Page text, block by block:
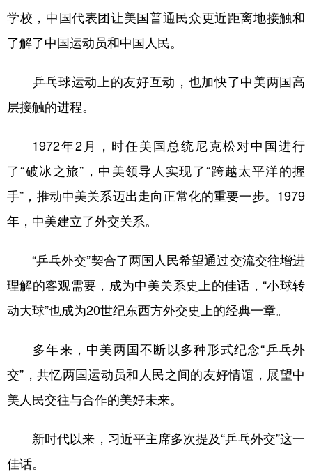
学校，中国代表团让美国普通民众更近距离地接触和
了解了中国运动员和中国人民。
乒乓球运动上的友好互动，也加快了中美两国高
层接触的进程。
1972年2月，时任美国总统尼克松对中国进行
了“破冰之旅”，中美领导人实现了“跨越太平洋的握
手”，推动中美关系迈出走向正常化的重要一步。1979
年，中美建立了外交关系。
“乒乓外交”契合了两国人民希望通过交流交往增进
理解的客观需要，成为中美关系史上的佳话，“小球转
动大球”也成为20世纪东西方外交史上的经典一章。
多年来，中美两国不断以多种形式纪念“乒乓外
交”，共忆两国运动员和人民之间的友好情谊，展望中
美人民交往与合作的美好未来。
新时代以来，习近平主席多次提及“乒乓外交”这一
佳话。